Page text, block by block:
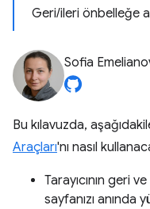
Geri/ileri önbelleğe
Sofia
Bu kılavuzda,
Araçları'nı nasıl
Tarayıcının geri
sayfanızı anında